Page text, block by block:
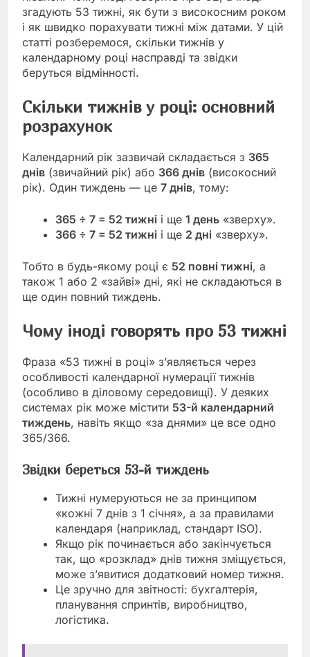
згадують 53 тижні, як бути з високосним роком
і як швидко порахувати тижні між датами. У цій
статті розберемося, скільки тижнів у
календарному році насправді та звідки
беруться відмінності.
Скільки тижнів у році: основний
розрахунок
Календарний рік зазвичай складається з 365
днів (звичайний рік) або 366 днів (високосний
рік). Один тиждень — це 7 днів, тому:
365 ÷ 7 = 52 тижні і ще 1 день «зверху».
366 ÷ 7 = 52 тижні і ще 2 дні «зверху».
Тобто в будь-якому році є 52 повні тижні, а
також 1 або 2 «зайві» дні, які не складаються в
ще один повний тиждень.
Чому іноді говорять про 53 тижні
Фраза «53 тижні в році» з’являється через
особливості календарної нумерації тижнів
(особливо в діловому середовищі). У деяких
системах рік може містити 53-й календарний
тиждень, навіть якщо «за днями» це все одно
365/366.
Звідки береться 53-й тиждень
Тижні нумеруються не за принципом
«кожні 7 днів з 1 січня», а за правилами
календаря (наприклад, стандарт ISO).
Якщо рік починається або закінчується
так, що «розклад» днів тижня зміщується,
може з’явитися додатковий номер тижня.
Це зручно для звітності: бухгалтерія,
планування спринтів, виробництво,
логістика.